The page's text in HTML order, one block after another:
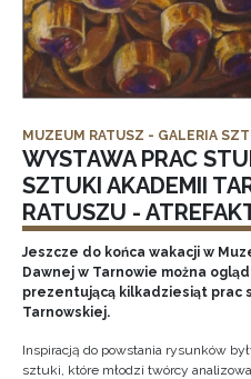
MUZEUM RATUSZ - GALERIA
WYSTAWA PRAC
SZTUKI AKADEMII
RATUSZU -
Jeszcze do końca wakacji w
Dawnej w Tarnowie można
prezentującą kilkadziesiąt prac
Tarnowskiej.
Inspiracją do powstania rysunków
sztuki, które młodzi twórcy